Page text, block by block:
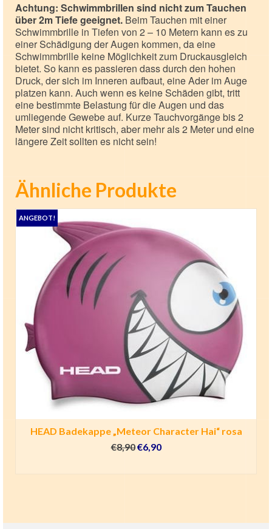
Achtung: Schwimmbrillen sind nicht zum Tauchen
über 2m Tiefe geeignet. Beim Tauchen mit einer
Schwimmbrille in Tiefen von 2 – 10 Metern kann es zu
einer Schädigung der Augen kommen, da eine
Schwimmbrille keine Möglichkeit zum Druckausgleich
bietet. So kann es passieren dass durch den hohen
Druck, der sich im Inneren aufbaut, eine Ader im Auge
platzen kann. Auch wenn es keine Schäden gibt, tritt
eine bestimmte Belastung für die Augen und das
umliegende Gewebe auf. Kurze Tauchvorgänge bis 2
Meter sind nicht kritisch, aber mehr als 2 Meter und eine
längere Zeit sollten es nicht sein!
Ähnliche Produkte
ANGEBOT!
HEAD Badekappe „Meteor Character Hai“ rosa
€8,90Ursprünglicher
€6,90Aktueller